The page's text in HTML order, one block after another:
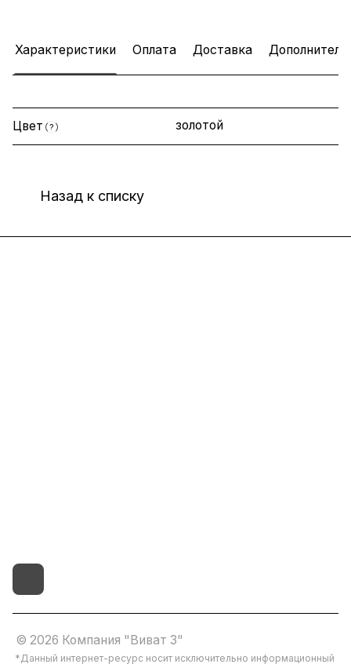
Характеристики Оплата Доставка
Цвет ? золотой
Назад к списку
© 2026 Компания "Виват 3"
*Данный интернет-ресурс носит исключительно информационный